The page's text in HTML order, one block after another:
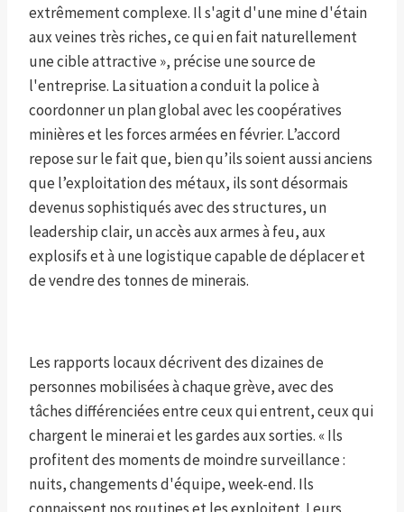
extrêmement complexe. Il s'agit d'une mine d'étain
aux veines très riches, ce qui en fait naturellement
une cible attractive », précise une source de
l'entreprise. La situation a conduit la police à
coordonner un plan global avec les coopératives
minières et les forces armées en février. L’accord
repose sur le fait que, bien qu’ils soient aussi anciens
que l’exploitation des métaux, ils sont désormais
devenus sophistiqués avec des structures, un
leadership clair, un accès aux armes à feu, aux
explosifs et à une logistique capable de déplacer et
de vendre des tonnes de minerais.
Les rapports locaux décrivent des dizaines de
personnes mobilisées à chaque grève, avec des
tâches différenciées entre ceux qui entrent, ceux qui
chargent le minerai et les gardes aux sorties. « Ils
profitent des moments de moindre surveillance :
nuits, changements d'équipe, week-end. Ils